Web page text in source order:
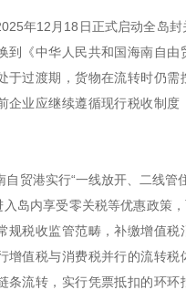
年12月18日正式启动全岛封
到《中华人民共和国海南自由
于过渡期，货物在流转时仍需
企业应继续遵循现行税收制度
自贸港实行“一线放开、二线管
入岛内享受零关税等优惠政策
规税收监管范畴，补缴增值税
增值税与消费税并行的流转税
条流转，实行凭票抵扣的环环